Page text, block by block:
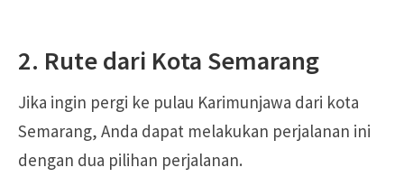
2. Rute dari Kota Semarang
Jika ingin pergi ke pulau Karimunjawa dari kota
Semarang, Anda dapat melakukan perjalanan ini
dengan dua pilihan perjalanan.